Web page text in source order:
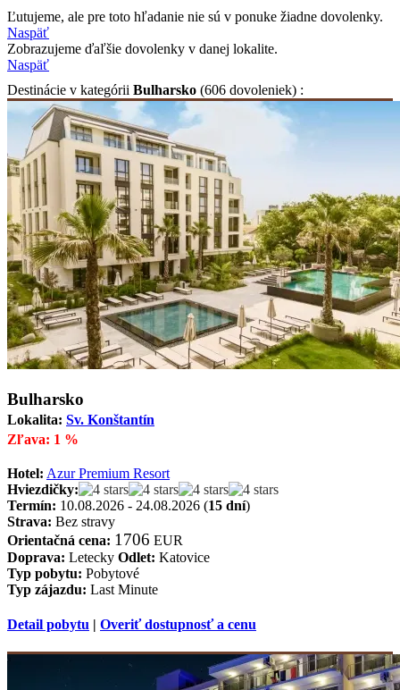
Ľutujeme, ale pre toto hľadanie nie sú v ponuke žiadne dovolenky.
Naspäť
Zobrazujeme ďaľšie dovolenky v danej lokalite.
Naspäť
Destinácie v kategórii Bulharsko (606 dovoleniek) :
Bulharsko
Lokalita: Sv. Konštantín
Zľava: 1 %
Hotel: Azur Premium Resort
Hviezdičky:
Termín: 10.08.2026 - 24.08.2026 (15 dní)
Strava: Bez stravy
Orientačná cena: 1706 EUR
Doprava: Letecky Odlet: Katovice
Typ pobytu: Pobytové
Typ zájazdu: Last Minute
Detail pobytu | Overiť dostupnosť a cenu